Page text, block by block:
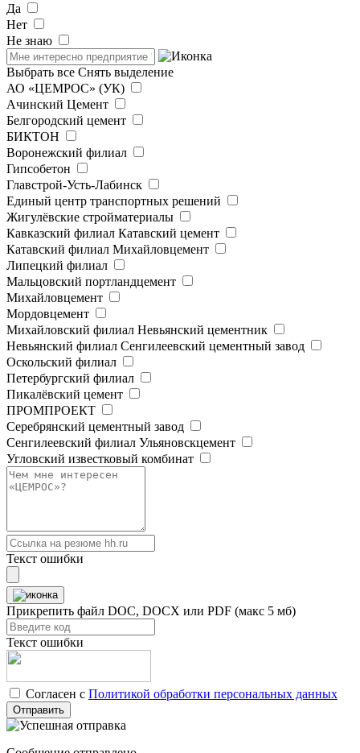
Да
Нет
Не знаю
Выбрать все Снять выделение
АО «ЦЕМРОС» (УК)
Ачинский Цемент
Белгородский цемент
БИКТОН
Воронежский филиал
Гипсобетон
Главстрой-Усть-Лабинск
Единый центр транспортных решений
Жигулёвские стройматериалы
Кавказский филиал Катавский цемент
Катавский филиал Михайловцемент
Липецкий филиал
Мальцовский портландцемент
Михайловцемент
Мордовцемент
Михайловский филиал Невьянский цементник
Невьянский филиал Сенгилеевский цементный завод
Оскольский филиал
Петербургский филиал
Пикалёвский цемент
ПРОМПРОЕКТ
Серебрянский цементный завод
Сенгилеевский филиал Ульяновскцемент
Угловский известковый комбинат
Текст ошибки
Прикрепить файл DOC, DOCX или PDF (макс 5 мб)
Текст ошибки
Согласен с Политикой обработки персональных данных
Отправить